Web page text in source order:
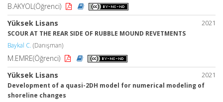
B.AKYOL(Öğrenci)
2021
Yüksek Lisans
SCOUR AT THE REAR SIDE OF RUBBLE MOUND REVETMENTS
Baykal C. (Danışman)
M.EMRE(Öğrenci)
2021
Yüksek Lisans
Development of a quasi-2DH model for numerical modeling of
shoreline changes